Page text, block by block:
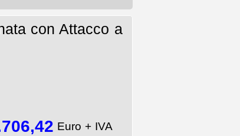
con Attacco a
Euro + IVA